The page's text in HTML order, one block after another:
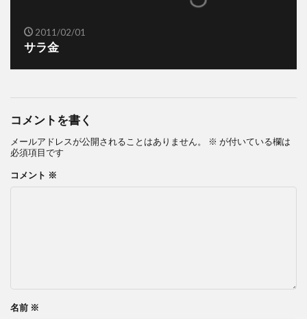
2011/02/01
サラ金
コメントを書く
メールアドレスが公開されることはありません。 ※ が付いている欄は
必須項目です
コメント ※
名前 ※